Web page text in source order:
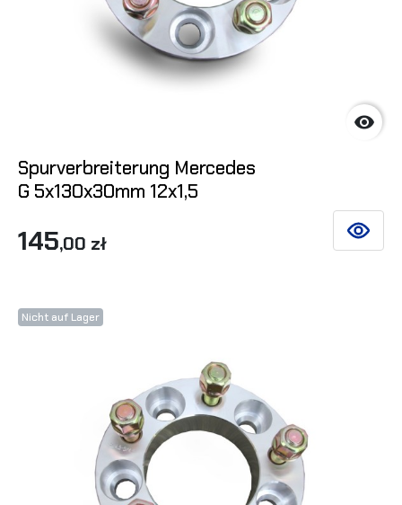

Spurverbreiterung Mercedes
G 5x130x30mm 12x1,5
145,00 zł SIEHE
Nicht auf Lager